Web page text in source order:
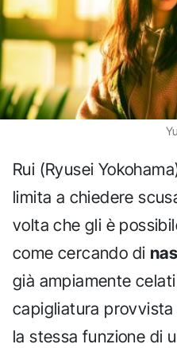
Rui (Ryusei
limita a chiedere
volta che gli è
come cercando di
già ampiamente
capigliatura
la stessa funzione di